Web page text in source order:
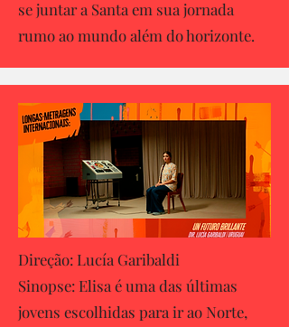
se juntar a Santa em sua jornada
rumo ao mundo além do horizonte.
Direção: Lucía Garibaldi
Sinopse: Elisa é uma das últimas
jovens escolhidas para ir ao Norte,